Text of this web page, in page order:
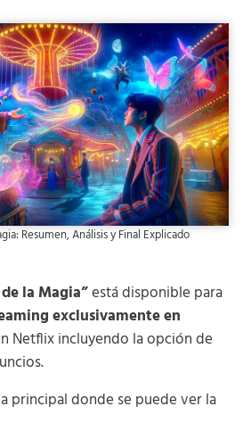
Resumen, Análisis y Final Explicado
la Magia”está disponible para
exclusivamente en
Netflix incluyendo la opción de
principal donde se puede ver la